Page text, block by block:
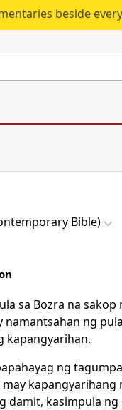
beside
Bible)
sa Bozra na sakop
namantsahan ng
kapangyarihan.
ng
kapangyarihang
damit, kasimpula